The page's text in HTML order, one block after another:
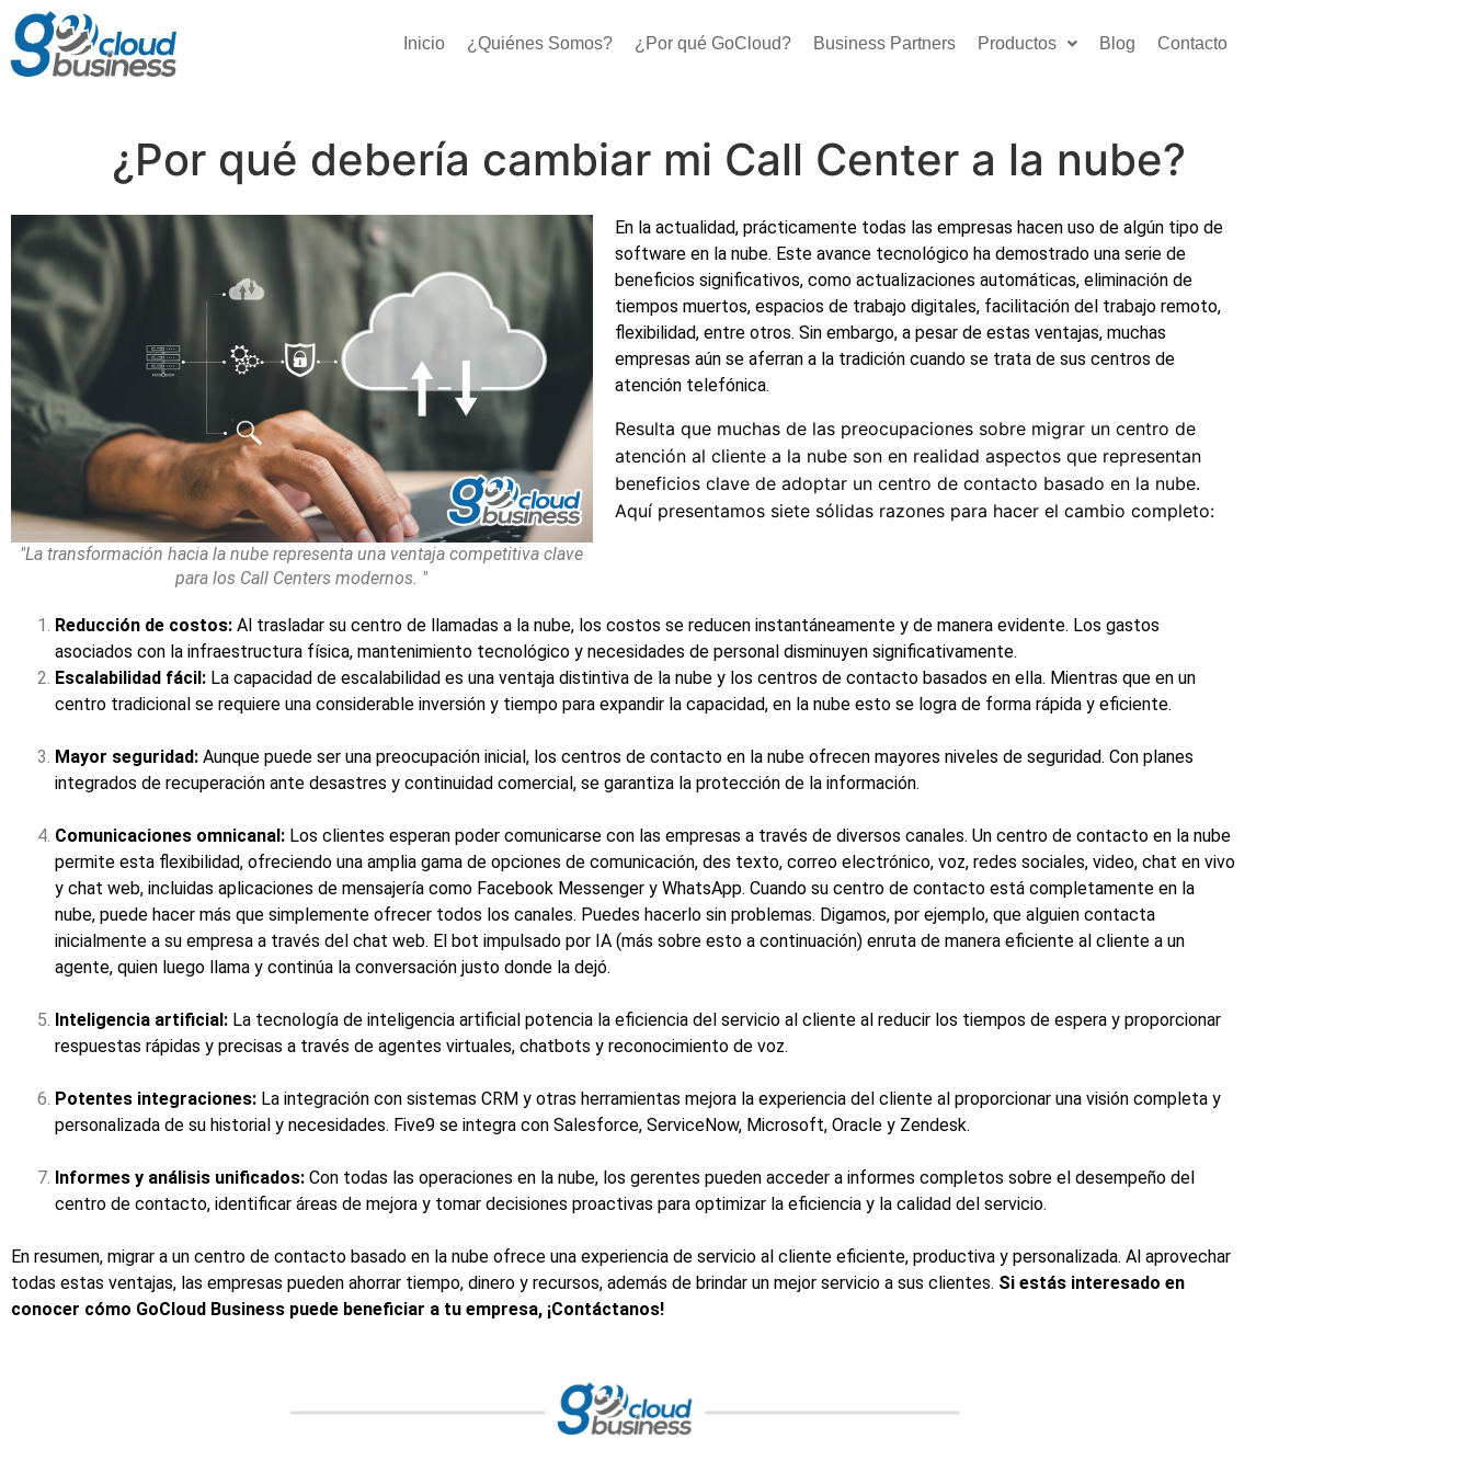
Inicio ¿Quiénes Somos? ¿Por qué GoCloud? Business Partners Productos Blog Contacto
¿Por qué debería cambiar mi Call Center a la nube?
"La transformación hacia la nube representa una ventaja competitiva clave
para los Call Centers modernos. "
En la actualidad, prácticamente todas las empresas hacen uso de algún tipo de
software en la nube. Este avance tecnológico ha demostrado una serie de
beneficios significativos, como actualizaciones automáticas, eliminación de
tiempos muertos, espacios de trabajo digitales, facilitación del trabajo remoto,
flexibilidad, entre otros. Sin embargo, a pesar de estas ventajas, muchas
empresas aún se aferran a la tradición cuando se trata de sus centros de
atención telefónica.
Resulta que muchas de las preocupaciones sobre migrar un centro de
atención al cliente a la nube son en realidad aspectos que representan
beneficios clave de adoptar un centro de contacto basado en la nube.
Aquí presentamos siete sólidas razones para hacer el cambio completo:
Reducción de costos: Al trasladar su centro de llamadas a la nube, los costos se reducen instantáneamente y de manera evidente. Los gastos
asociados con la infraestructura física, mantenimiento tecnológico y necesidades de personal disminuyen significativamente.
Escalabilidad fácil: La capacidad de escalabilidad es una ventaja distintiva de la nube y los centros de contacto basados en ella. Mientras que en un
centro tradicional se requiere una considerable inversión y tiempo para expandir la capacidad, en la nube esto se logra de forma rápida y eficiente.
Mayor seguridad: Aunque puede ser una preocupación inicial, los centros de contacto en la nube ofrecen mayores niveles de seguridad. Con planes
integrados de recuperación ante desastres y continuidad comercial, se garantiza la protección de la información.
Comunicaciones omnicanal: Los clientes esperan poder comunicarse con las empresas a través de diversos canales. Un centro de contacto en la nube
permite esta flexibilidad, ofreciendo una amplia gama de opciones de comunicación, des texto, correo electrónico, voz, redes sociales, video, chat en vivo
y chat web, incluidas aplicaciones de mensajería como Facebook Messenger y WhatsApp. Cuando su centro de contacto está completamente en la
nube, puede hacer más que simplemente ofrecer todos los canales. Puedes hacerlo sin problemas. Digamos, por ejemplo, que alguien contacta
inicialmente a su empresa a través del chat web. El bot impulsado por IA (más sobre esto a continuación) enruta de manera eficiente al cliente a un
agente, quien luego llama y continúa la conversación justo donde la dejó.
Inteligencia artificial: La tecnología de inteligencia artificial potencia la eficiencia del servicio al cliente al reducir los tiempos de espera y proporcionar
respuestas rápidas y precisas a través de agentes virtuales, chatbots y reconocimiento de voz.
Potentes integraciones: La integración con sistemas CRM y otras herramientas mejora la experiencia del cliente al proporcionar una visión completa y
personalizada de su historial y necesidades. Five9 se integra con Salesforce, ServiceNow, Microsoft, Oracle y Zendesk.
Informes y análisis unificados: Con todas las operaciones en la nube, los gerentes pueden acceder a informes completos sobre el desempeño del
centro de contacto, identificar áreas de mejora y tomar decisiones proactivas para optimizar la eficiencia y la calidad del servicio.
En resumen, migrar a un centro de contacto basado en la nube ofrece una experiencia de servicio al cliente eficiente, productiva y personalizada. Al aprovechar
todas estas ventajas, las empresas pueden ahorrar tiempo, dinero y recursos, además de brindar un mejor servicio a sus clientes. Si estás interesado en
conocer cómo GoCloud Business puede beneficiar a tu empresa, ¡Contáctanos!